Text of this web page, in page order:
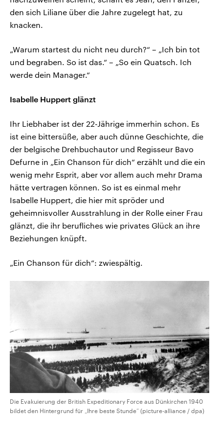
den sich Liliane über die Jahre zugelegt hat, zu
knacken.
„Warum startest du nicht neu durch?“ – „Ich bin tot
und begraben. So ist das.“ – „So ein Quatsch. Ich
werde dein Manager.“
Isabelle Huppert glänzt
Ihr Liebhaber ist der 22-Jährige immerhin schon. Es
ist eine bittersüße, aber auch dünne Geschichte, die
der belgische Drehbuchautor und Regisseur Bavo
Defurne in „Ein Chanson für dich“ erzählt und die ein
wenig mehr Esprit, aber vor allem auch mehr Drama
hätte vertragen können. So ist es einmal mehr
Isabelle Huppert, die hier mit spröder und
geheimnisvoller Ausstrahlung in der Rolle einer Frau
glänzt, die ihr berufliches wie privates Glück an ihre
Beziehungen knüpft.
„Ein Chanson für dich“: zwiespältig.
Die Evakuierung der British Expeditionary Force aus Dünkirchen 1940
bildet den Hintergrund für „Ihre beste Stunde“ (picture-alliance / dpa)